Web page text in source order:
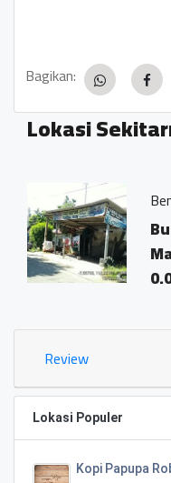
Bagikan:
Lokasi
Review
Lokasi Populer
Kopi Papupa